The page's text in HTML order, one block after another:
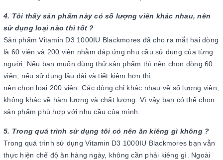
4. Tôi thấy sản phẩm này có số lượng viên khác nhau, nên
sử dụng loại nào thì tốt ?
Sản phẩm Vitamin D3 1000IU Blackmores đã cho ra mắt hai dòng
là 60 viên và 200 viên nhằm đáp ứng nhu cầu sử dụng của từng
người. Nếu bạn muốn dùng thử sản phẩm thì nên chọn dòng 60
viên, nếu sử dụng lâu dài và tiết kiệm hơn thì
nên chọn loại 200 viên. Các dòng chỉ khác nhau về số lượng viên,
không khác về hàm lượng và chất lượng. Vì vậy bạn có thể chọn
sản phẩm phù hợp với nhu cầu của mình.
5. Trong quá trình sử dụng tôi có nên ăn kiêng gì không ?
Trong quá trình sử dụng Vitamin D3 1000IU Blackmores bạn vẫn
thực hiện chế độ ăn hàng ngày, không cần phải kiêng gì. Ngoài